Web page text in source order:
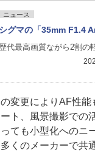
ニュース
シグマの「35mm F1.4
歴代最高画質ながら2割の
変更によりAF性能
ト、風景撮影での
ても小型化へのニ
くのメーカーで共